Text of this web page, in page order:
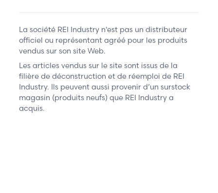
La société REI Industry n'est pas un distributeur
officiel ou représentant agréé pour les produits
vendus sur son site Web.
Les articles vendus sur le site sont issus de la
filière de déconstruction et de réemploi de REI
Industry. Ils peuvent aussi provenir d’un surstock
magasin (produits neufs) que REI Industry a
acquis.